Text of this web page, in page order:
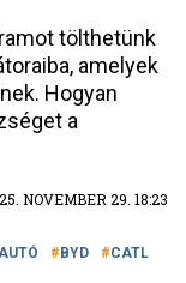
tölthetünk
amelyek
Hogyan
a
NOVEMBER 29. 18:23
BYD CATL